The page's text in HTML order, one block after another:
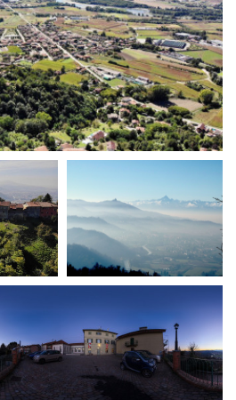
Berlinale Internationalen
Filmfestspiele Berlin
Festival de Cannes
Biografilm Festival - Bio to B
Industry Days
Locarno Film Festival
Mostra Internazionale d’Arte
Cinematografica Venezia
Toronto International Film
Festa del Cinema di Roma
Torino Film Festival
David di Donatello
Nastri d’Argento
Premio Solinas
STRUMENTI
Location - Accedi al tuo
profilo
Location - Nuovo utente